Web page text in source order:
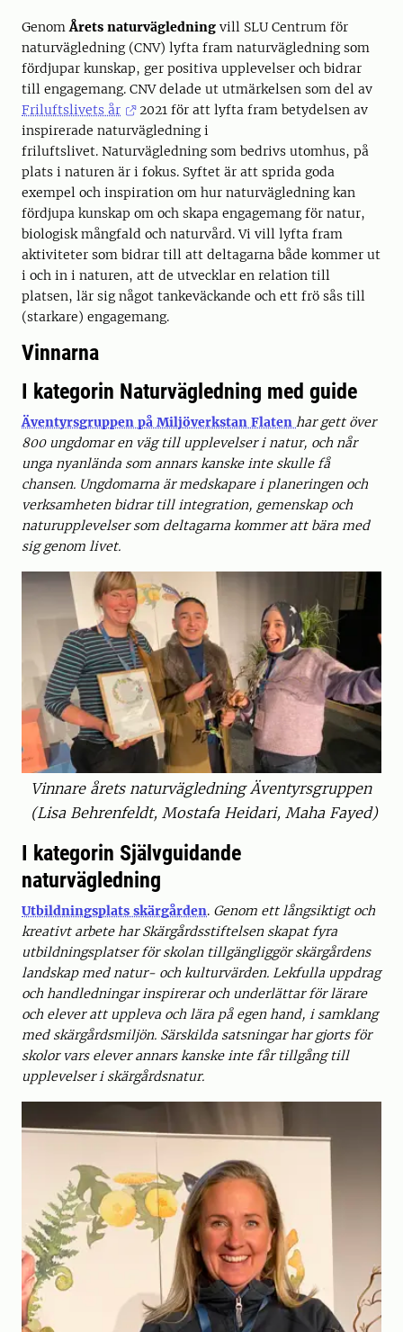
GenomÅrets naturvägledning vill SLU Centrum för
naturvägledning (CNV) lyfta fram naturvägledning som
fördjupar kunskap, ger positiva upplevelser och bidrar
till engagemang. CNV delade ut utmärkelsen som del av
Friluftslivets år
2021 för att lyfta fram betydelsen av
inspirerade naturvägledning i
friluftslivet. Naturvägledning som bedrivs utomhus, på
plats i naturen är i fokus. Syftet är att sprida goda
exempel och inspiration om hur naturvägledning kan
fördjupa kunskap om och skapa engagemang för natur,
biologisk mångfald och naturvård. Vi vill lyfta fram
aktiviteter som bidrar till att deltagarna både kommer ut
i och in i naturen, att de utvecklar en relation till
platsen, lär sig något tankeväckande och ett frö sås till
(starkare) engagemang.
Vinnarna
I kategorin Naturvägledning med guide
Äventyrsgruppen på Miljöverkstan Flaten har gett över
800 ungdomar en väg till upplevelser i natur, och når
unga nyanlända som annars kanske inte skulle få
chansen. Ungdomarna är medskapare i planeringen och
verksamheten bidrar till integration, gemenskap och
naturupplevelser som deltagarna kommer att bära med
sig genom livet.
Vinnare årets naturvägledning Äventyrsgruppen
(Lisa Behrenfeldt, Mostafa Heidari, Maha Fayed)
I kategorin Självguidande
naturvägledning
Utbildningsplats skärgården. Genom ett långsiktigt och
kreativt arbete har Skärgårdsstiftelsen skapat fyra
utbildningsplatser för skolan tillgängliggör skärgårdens
landskap med natur- och kulturvärden. Lekfulla uppdrag
och handledningar inspirerar och underlättar för lärare
och elever att uppleva och lära på egen hand, i samklang
med skärgårdsmiljön. Särskilda satsningar har gjorts för
skolor vars elever annars kanske inte får tillgång till
upplevelser i skärgårdsnatur.